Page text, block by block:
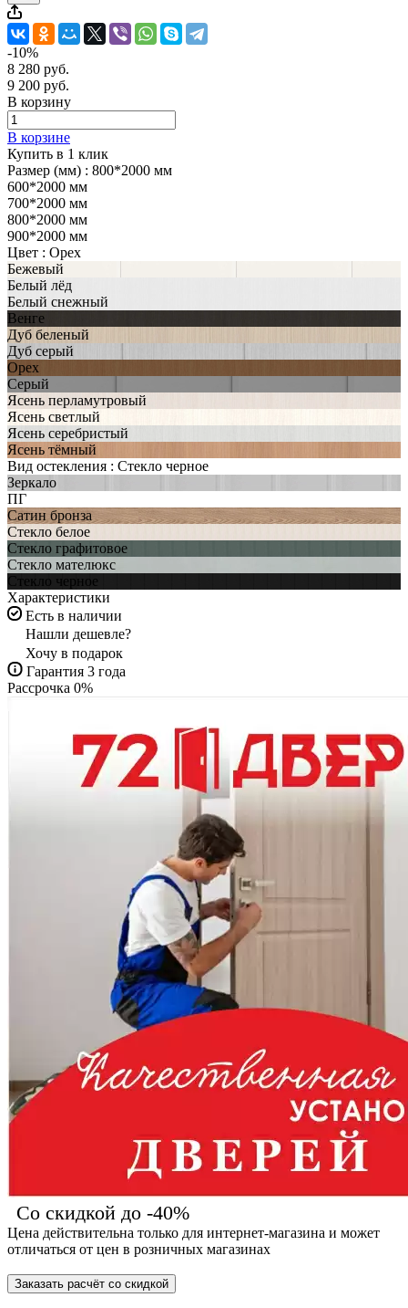
-10%
8 280 руб.
9 200 руб.
В корзину
В корзине
Купить в 1 клик
Размер (мм) : 800*2000 мм
600*2000 мм
700*2000 мм
800*2000 мм
900*2000 мм
Цвет : Орех
Бежевый
Белый лёд
Белый снежный
Венге
Дуб беленый
Дуб серый
Орех
Серый
Ясень перламутровый
Ясень светлый
Ясень серебристый
Ясень тёмный
Вид остекления : Стекло черное
Зеркало
ПГ
Сатин бронза
Стекло белое
Стекло графитовое
Стекло мателюкс
Стекло черное
Характеристики
Есть в наличии
Нашли дешевле?
Хочу в подарок
Гарантия 3 года
Рассрочка 0%
Со скидкой до -40%
Цена действительна только для интернет-магазина и может
отличаться от цен в розничных магазинах
Заказать расчёт со скидкой